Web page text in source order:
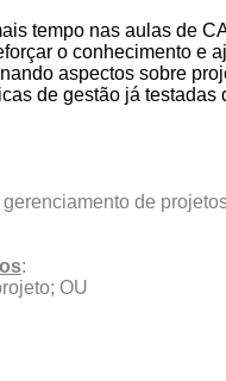
tempo nas aulas de
o conhecimento e
aspectos sobre
de gestão já testadas
de
:
OU